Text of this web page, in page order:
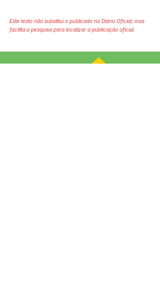
Este texto não substitui o publicado no Diário Oficial, mas
facilita a pesquisa para localizar a publicação oficial.